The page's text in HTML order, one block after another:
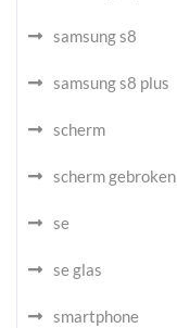
samsung s8
samsung s8 plus
scherm
scherm gebroken
se
se glas
smartphone